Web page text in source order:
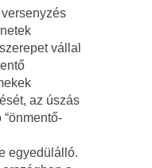
vállal
az úszás
egyedülálló.